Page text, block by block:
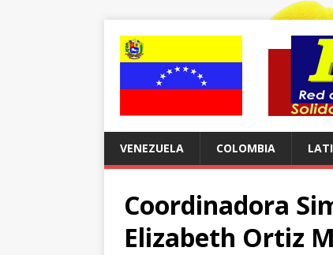
VENEZUELA COLOMBIA
Coordinadora
Elizabeth Ortiz